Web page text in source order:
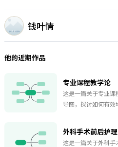
钱叶情
他的近期作品
专业课程教学论
这是一篇关于专业课
导图，探讨如何有效
外科手术前后护理
这是一篇关于外科手